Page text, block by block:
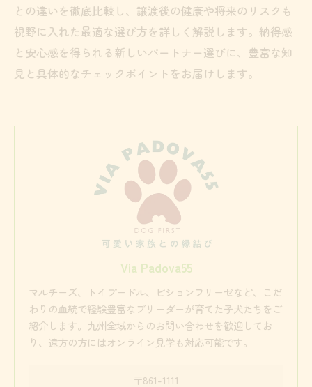
との違いを徹底比較し、譲渡後の健康や将来のリスクも
視野に入れた最適な選び方を詳しく解説します。納得感
と安心感を得られる新しいパートナー選びに、豊富な知
見と具体的なチェックポイントをお届けします。
Via Padova55
マルチーズ、トイプードル、ビションフリーゼなど、こだ
わりの血統で経験豊富なブリーダーが育てた子犬たちをご
紹介します。九州全域からのお問い合わせを歓迎してお
り、遠方の方にはオンライン見学も対応可能です。
〒861-1111